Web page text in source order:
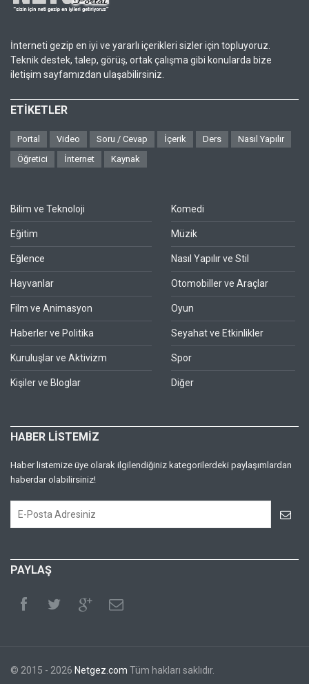
İnterneti gezip en iyi ve yararlı içerikleri sizler için topluyoruz.
Teknik destek, talep, görüş, ortak çalışma gibi konularda bize
iletişim sayfamızdan ulaşabilirsiniz.
ETİKETLER
Portal Video Soru / Cevap İçerik Ders
Nasıl Yapılır
Öğretici
İnternet Kaynak
Bilim ve Teknoloji
Eğitim
Eğlence
Hayvanlar
Film ve Animasyon
Haberler ve Politika
Kuruluşlar ve Aktivizm
Kişiler ve Bloglar
Komedi
Müzik
Nasıl Yapılır ve Stil
Otomobiller ve Araçlar
Oyun
Seyahat ve Etkinlikler
Spor
Diğer
HABER LİSTEMİZ
Haber listemize üye olarak ilgilendiğiniz kategorilerdeki paylaşımlardan
haberdar olabilirsiniz!
PAYLAŞ
© 2015 - 2026 Netgez.com Tüm hakları saklıdır.